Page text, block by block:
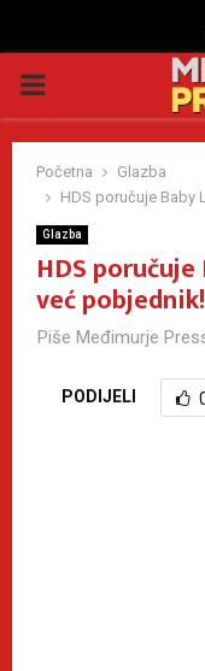
PRIMARY
MENU
Početna
Glazba
HDS poručuje Baby
Glazba
HDS
već pobjednik!
Piše Međimurje
PODIJELI